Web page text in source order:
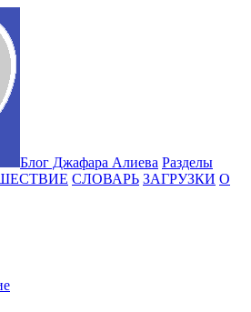
Блог Джафара Алиева Разделы
СЛОВАРЬ ЗАГРУЗКИ О